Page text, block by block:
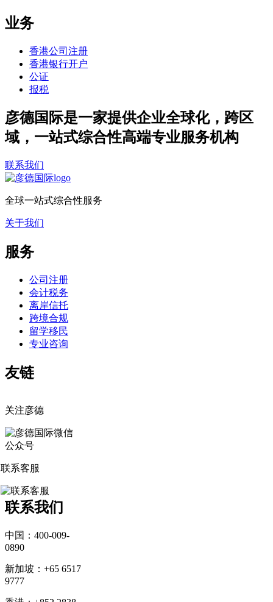
业务
香港公司注册
香港银行开户
公证
报税
彦德国际是一家提供企业全球化，跨区
域，一站式综合性高端专业服务机构
联系我们
全球一站式综合性服务
关于我们
服务
公司注册
会计税务
离岸信托
跨境合规
留学移民
专业咨询
友链
关注彦德
联系客服
联系我们
中国：400-009-
0890
新加坡：+65 6517
9777